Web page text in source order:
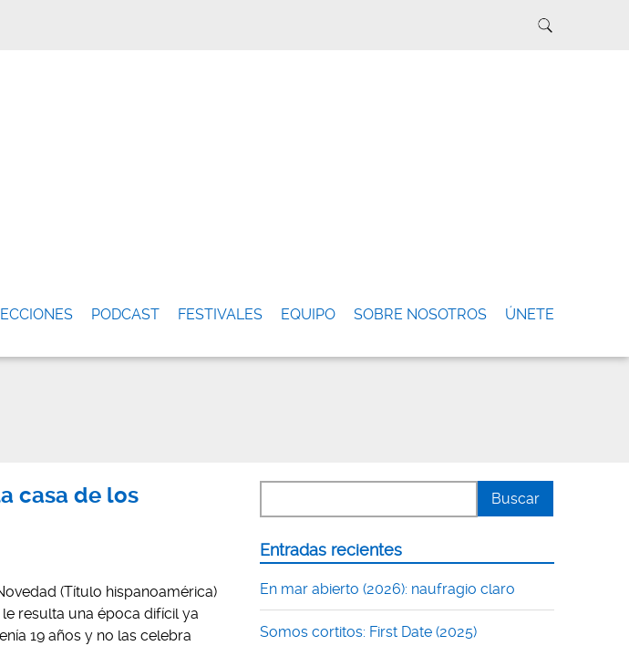
PODCAST FESTIVALES EQUIPO SOBRE NOSOTROS ÚNETE
casa de los
(Título hispanoamérica)
resulta una época difícil ya
19 años y no las celebra
Entradas recientes
En mar abierto (2026): naufragio claro
Somos cortitos: First Date (2025)